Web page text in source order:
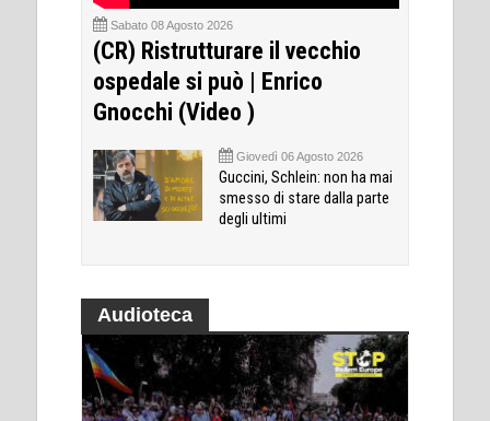
Sabato 08 Agosto 2026
(CR) Ristrutturare il vecchio
ospedale si può | Enrico
Gnocchi (Video )
Giovedì 06 Agosto 2026
Guccini, Schlein: non ha mai
smesso di stare dalla parte
degli ultimi
Audioteca